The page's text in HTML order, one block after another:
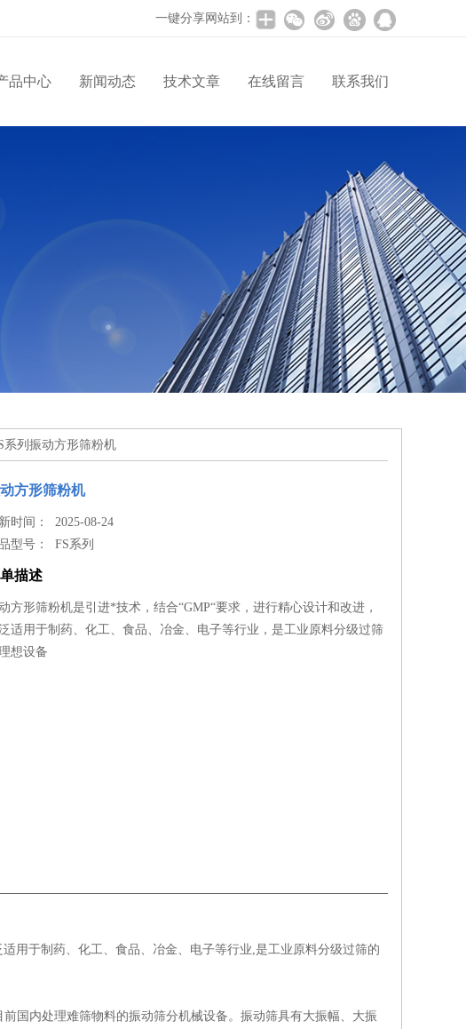
一键分享网站到：
品中心 新闻动态 技术文章 在线留言 联系我们
系列振动方形筛粉机
方形筛粉机
时间： 2025-08-24
型号：FS系列
描述
方形筛粉机是引进*技术，结合“GMP“要求，进行精心设计和改进，
适用于制药、化工、食品、冶金、电子等行业，是工业原料分级过筛
想设备
用于制药、化工、食品、冶金、电子等行业,是工业原料分级过筛的
内处理难筛物料的振动筛分机械设备。振动筛具有大振幅、大振